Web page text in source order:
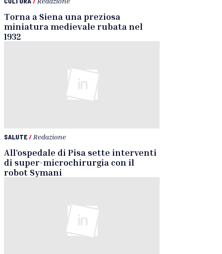
Torna a Siena una preziosa
miniatura medievale rubata nel
1932
SALUTE/ Redazione
All’ospedale di Pisa sette interventi
di super-microchirurgia con il
robot Symani